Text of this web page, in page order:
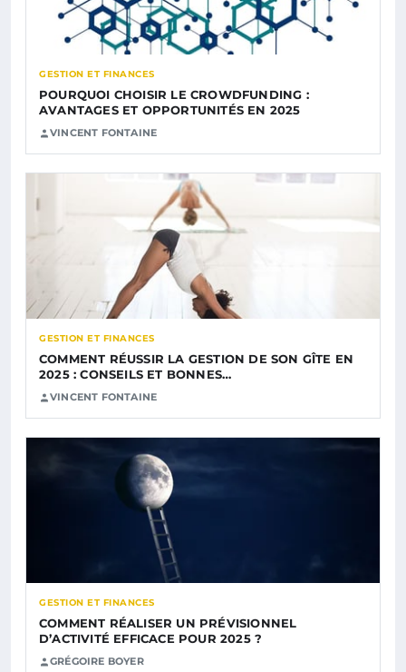
GESTION ET FINANCES
POURQUOI CHOISIR LE CROWDFUNDING :
AVANTAGES ET OPPORTUNITÉS EN 2025
VINCENT FONTAINE
GESTION ET FINANCES
COMMENT RÉUSSIR LA GESTION DE SON GÎTE EN
2025 : CONSEILS ET BONNES…
VINCENT FONTAINE
GESTION ET FINANCES
COMMENT RÉALISER UN PRÉVISIONNEL
D’ACTIVITÉ EFFICACE POUR 2025 ?
GRÉGOIRE BOYER